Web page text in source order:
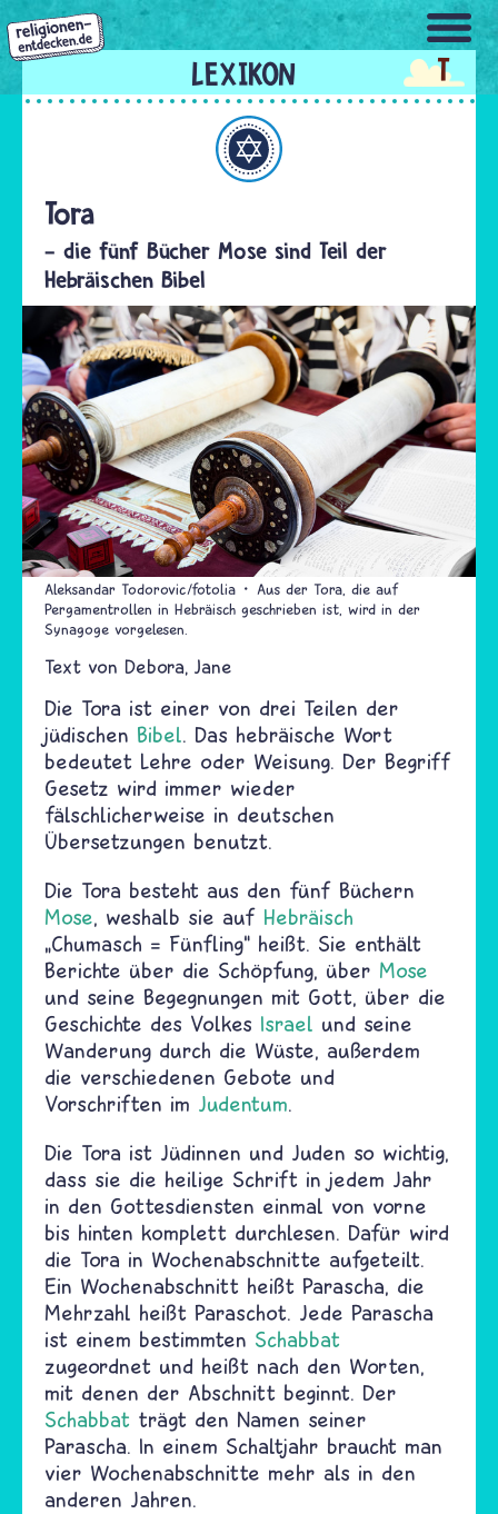
Direkt
zum
Inhalt
T
Tora
- die fünf Bücher Mose sind Teil der
Hebräischen Bibel
Aleksandar Todorovic/fotolia
Aus der Tora, die auf
Pergamentrollen in Hebräisch geschrieben ist, wird in der
Synagoge vorgelesen.
Text von Debora Jane
Die Tora ist einer von drei Teilen der
jüdischen Bibel. Das hebräische Wort
bedeutet Lehre oder Weisung. Der Begriff
Gesetz wird immer wieder
fälschlicherweise in deutschen
Übersetzungen benutzt.
Die Tora besteht aus den fünf Büchern
Mose, weshalb sie auf Hebräisch
„Chumasch = Fünfling“ heißt. Sie enthält
Berichte über die Schöpfung, über Mose
und seine Begegnungen mit Gott, über die
Geschichte des Volkes Israel und seine
Wanderung durch die Wüste, außerdem
die verschiedenen Gebote und
Vorschriften im Judentum.
Die Tora ist Jüdinnen und Juden so wichtig,
dass sie die heilige Schrift in jedem Jahr
in den Gottesdiensten einmal von vorne
bis hinten komplett durchlesen. Dafür wird
die Tora in Wochenabschnitte aufgeteilt.
Ein Wochenabschnitt heißt Parascha, die
Mehrzahl heißt Paraschot. Jede Parascha
ist einem bestimmten Schabbat
zugeordnet und heißt nach den Worten,
mit denen der Abschnitt beginnt. Der
Schabbat trägt den Namen seiner
Parascha. In einem Schaltjahr braucht man
vier Wochenabschnitte mehr als in den
anderen Jahren.